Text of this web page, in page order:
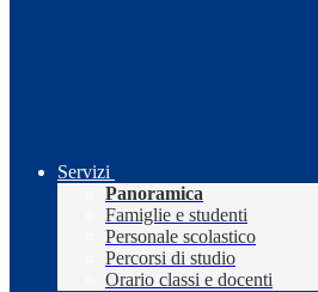
Servizi
Panoramica
Famiglie e studenti
Personale scolastico
Percorsi di studio
Orario classi e docenti